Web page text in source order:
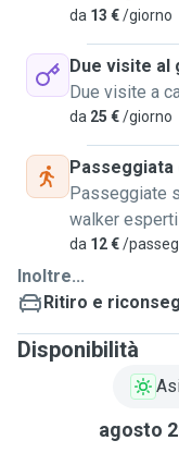
da 13 €/giorno
Due visite al
Due visite a
da 25 €/giorno
Passeggiata
Passeggiate
walker esperti
da 12 €/
Inoltre...
Ritiro e
Disponibilità
agosto